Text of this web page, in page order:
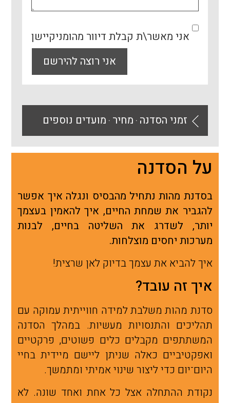
אני מאשר\ת קבלת דיוור מהומניקיישן
אני רוצה להירשם
זמני הסדנה ⚫ מחיר ⚫ מועדים נוספים
על הסדנה
בסדנת מהות נתחיל מהבסיס ונגלה איך אפשר
להגביר את שמחת החיים, איך להאמין בעצמך
יותר, לשדרג את השליטה בחיים, לבנות
מערכות יחסים מוצלחות.
איך להביא את עצמך בדיוק לאן שרצית!
איך זה עובד?
סדנת מהות משלבת למידה חווייתית עמוקה עם
תהליכים והתנסויות מעשיות. במהלך הסדנה
המשתתפים מקבלים כלים פשוטים, פרקטיים
ואפקטיביים כאלה שניתן ליישם מיידית בחיי
היום־יום כדי ליצור שינוי אמיתי ומתמשך.
נקודת ההתחלה אצל כל אחת ואחד שונה. לא